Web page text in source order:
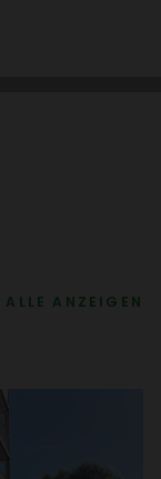
ALLE ANZEIGEN